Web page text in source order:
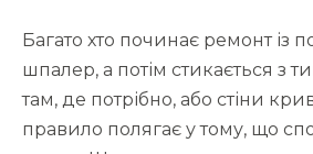
Багато хто починає ремонт із
шпалер, а потім стикається з
там, де потрібно, або стіни
правило полягає у тому, що